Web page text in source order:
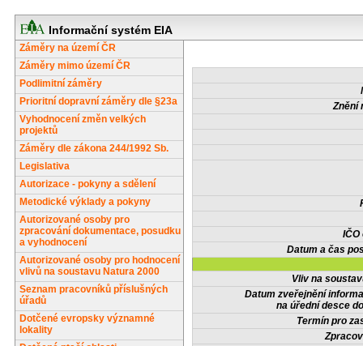
Informační systém EIA
Záměry na území ČR
Záměry mimo území ČR
Podlimitní záměry
Prioritní dopravní záměry dle §23a
Vyhodnocení změn velkých
projektů
Záměry dle zákona 244/1992 Sb.
Legislativa
Autorizace - pokyny a sdělení
Metodické výklady a pokyny
Autorizované osoby pro
zpracování dokumentace, posudku
a vyhodnocení
Autorizované osoby pro hodnocení
vlivů na soustavu Natura 2000
Seznam pracovníků příslušných
úřadů
Dotčené evropsky významné
lokality
Znění
IČO
Datum a čas
Vliv na
Datum zveřejnění
na úřední desce
Termín pro